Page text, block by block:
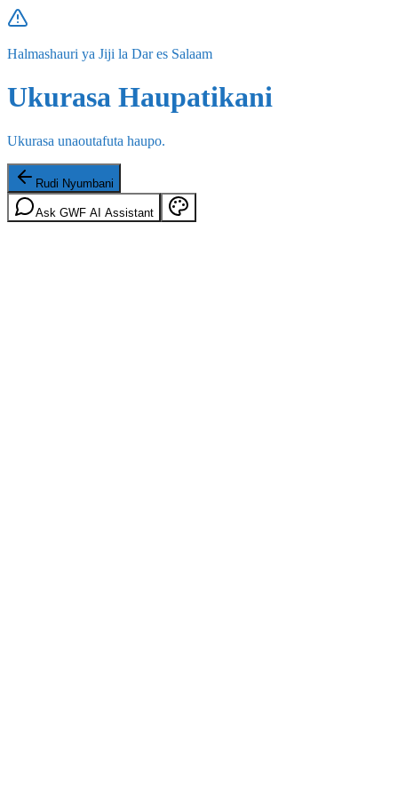
Halmashauri ya Jiji la Dar es Salaam
Ukurasa Haupatikani
Ukurasa unaoutafuta haupo.
Rudi Nyumbani
Ask GWF AI Assistant